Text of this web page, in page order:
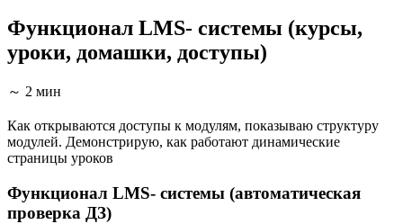
Функционал LMS- системы (курсы,
уроки, домашки, доступы)
～ 2 мин
Как открываются доступы к модулям, показываю структуру
модулей. Демонстрирую, как работают динамические
страницы уроков
Функционал LMS- системы (автоматическая
проверка ДЗ)